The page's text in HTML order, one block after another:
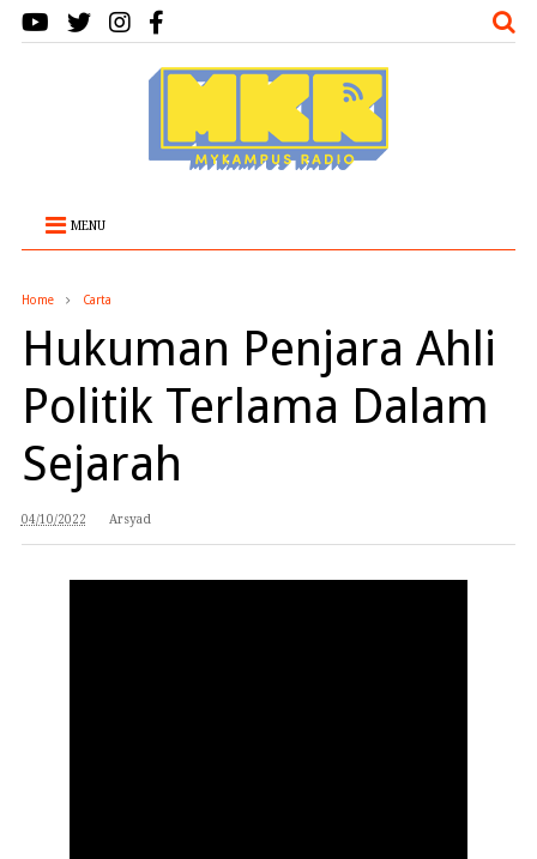
MENU
Home Carta
Hukuman Penjara Ahli
Politik Terlama Dalam
Sejarah
04/10/2022 Arsyad